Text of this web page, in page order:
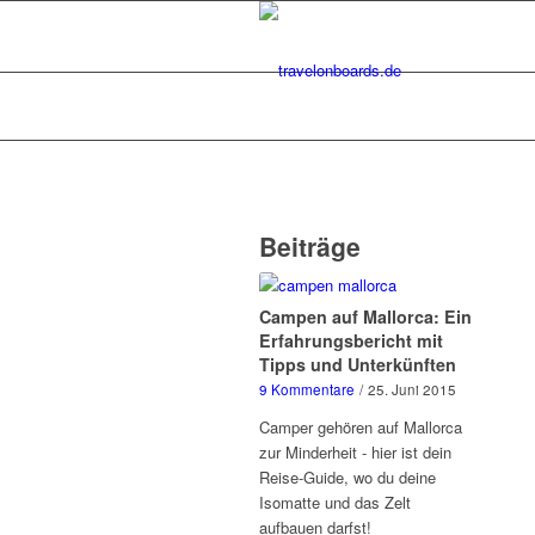
Beiträge
Campen auf Mallorca: Ein
Erfahrungsbericht mit
Tipps und Unterkünften
9 Kommentare / 25. Juni 2015
Camper gehören auf Mallorca
zur Minderheit - hier ist dein
Reise-Guide, wo du deine
Isomatte und das Zelt
aufbauen darfst!